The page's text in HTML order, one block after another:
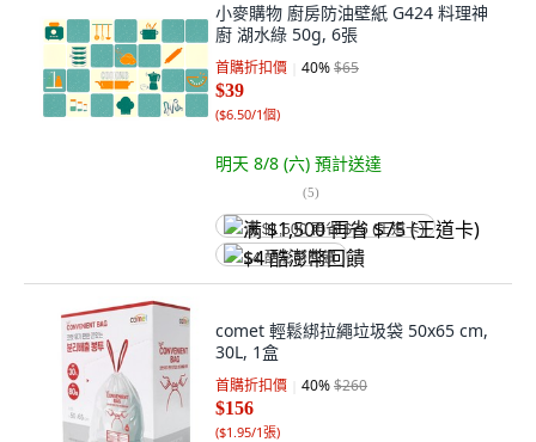
小麥購物 廚房防油壁紙 G424 料理神
廚 湖水綠 50g, 6張
首購折扣價 40%$65
$39
($6.50/1個)
明天 8/8 (六) 預計送達
(5)
满 $1,500 再省 $75 (王道卡)
$4 酷澎幣回饋
comet 輕鬆綁拉繩垃圾袋 50x65 cm,
30L, 1盒
首購折扣價 40%$260
$156
($1.95/1張)